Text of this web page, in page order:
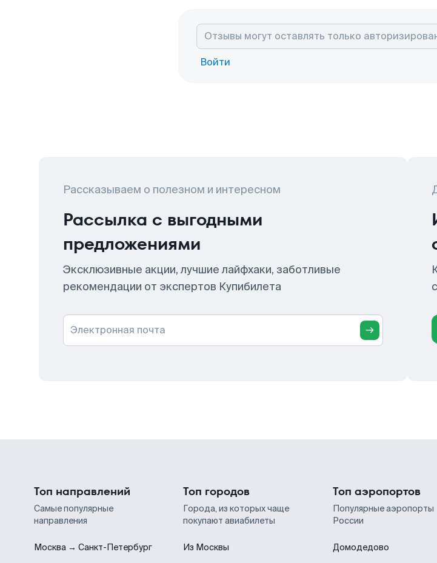
Войти
Рассказываем о полезном и интересном
Рассылка с выгодными
предложениями
Эксклюзивные акции, лучшие лайфхаки, заботливые
рекомендации от экспертов Купибилета
Электронная почта
Топ направлений
Самые популярные
направления
Москва → Санкт-Петербург
Топ городов
Города, из которых чаще
покупают авиабилеты
Из Москвы
Топ аэропортов
Популярные аэропорты
России
Домодедово